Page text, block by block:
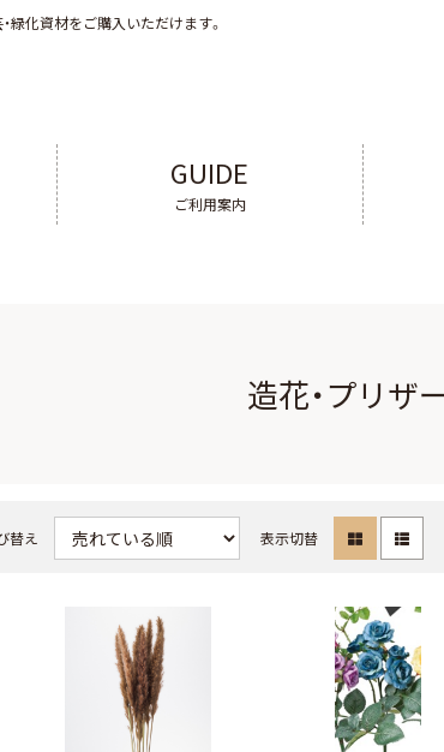
緑化資材をご購入いただけます。
GUIDE
ご利用案内
造花・プリザ
替え 表示切替